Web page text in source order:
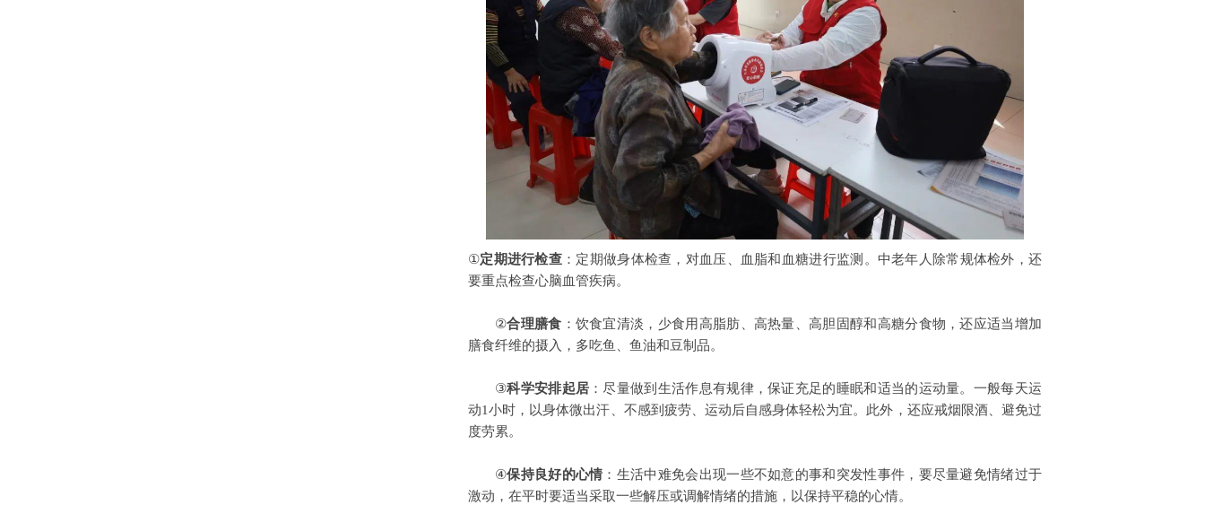
①定期进行检查 ：定期做身体检查，对血压、血脂和血糖进行监测。中老年人除常规体检外，还
要重点检查心脑血管疾病。
②合理膳食 ：饮食宜清淡，少食用高脂肪、高热量、高胆固醇和高糖分食物，还应适当增加
膳食纤维的摄入，多吃鱼、鱼油和豆制品。
③科学安排起居 ：尽量做到生活作息有规律，保证充足的睡眠和适当的运动量。一般每天运
动1小时，以身体微出汗、不感到疲劳、运动后自感身体轻松为宜。此外，还应戒烟限酒、避免过
度劳累。
④保持良好的心情 ：生活中难免会出现一些不如意的事和突发性事件，要尽量避免情绪过于
激动，在平时要适当采取一些解压或调解情绪的措施，以保持平稳的心情。